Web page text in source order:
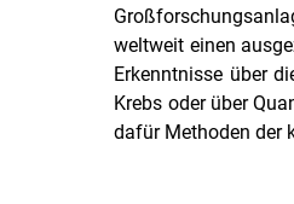
weltweit einen
Erkenntnisse über
Krebs oder über
dafür Methoden der